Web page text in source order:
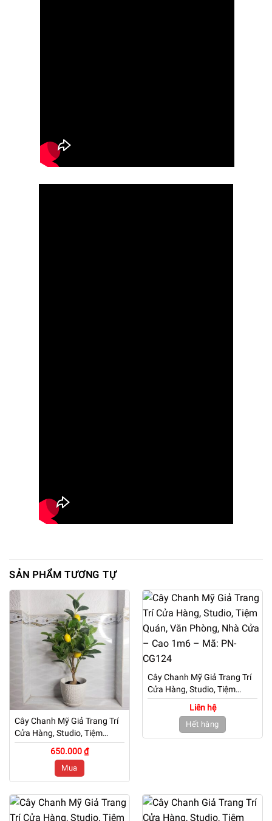
SẢN PHẨM TƯƠNG TỰ
Cây Chanh Mỹ Giả Trang Trí
Cửa Hàng, Studio, Tiệm
Quán, Văn Phòng, Nhà Cửa
– Cao 60cm – Mã: PN-
650.000 ₫
Mua
Cây Chanh Mỹ Giả Trang Trí
Cửa Hàng, Studio, Tiệm
Quán, Văn Phòng, Nhà Cửa
– Cao 1m6 – Mã: PN-CG124
Liên hệ
Hết hàng